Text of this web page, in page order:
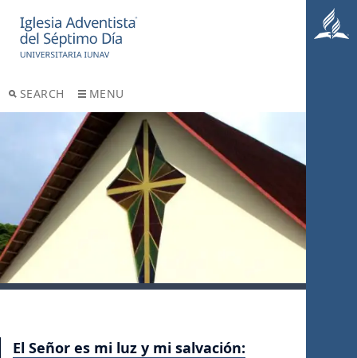
SEARCH MENU
El Señor es mi luz y mi salvación: